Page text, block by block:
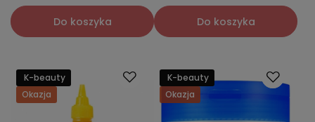
Do koszyka Do koszyka
K-beauty
Okazja
K-beauty
Okazja